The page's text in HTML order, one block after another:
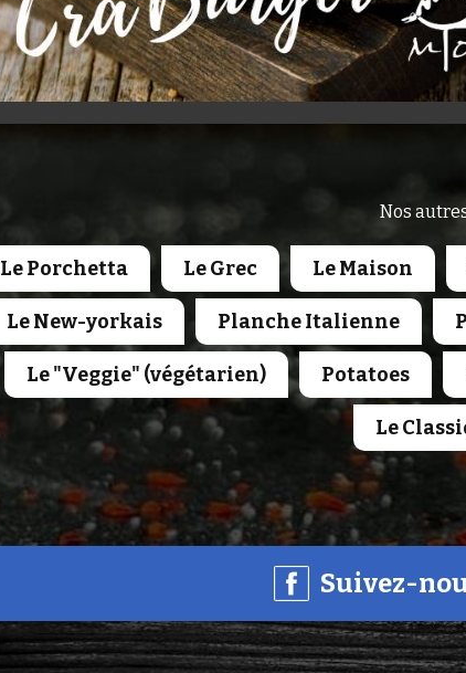
Nos
Le Porchetta Le Grec Le Maison
Le New-yorkais Planche Italienne
Le "Veggie" (végétarien) Potatoes
Le
Suivez-